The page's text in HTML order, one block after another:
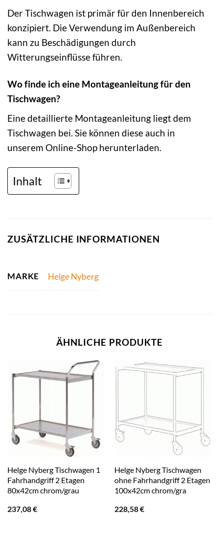
Der Tischwagen ist primär für den Innenbereich
konzipiert. Die Verwendung im Außenbereich
kann zu Beschädigungen durch
Witterungseinflüsse führen.
Wo finde ich eine Montageanleitung für den
Tischwagen?
Eine detaillierte Montageanleitung liegt dem
Tischwagen bei. Sie können diese auch in
unserem Online-Shop herunterladen.
Inhalt
ZUSÄTZLICHE INFORMATIONEN
MARKE Helge Nyberg
ÄHNLICHE PRODUKTE
Helge Nyberg Tischwagen 1
Fahrhandgriff 2 Etagen
80x42cm chrom/grau
237,08€
Helge Nyberg Tischwagen
ohne Fahrhandgriff 2 Etagen
100x42cm chrom/gra
228,58€